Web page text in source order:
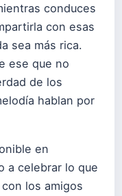
conduces
con esas
sea más rica.
ese que no
de los
hablan por
en
a celebrar lo que
los amigos